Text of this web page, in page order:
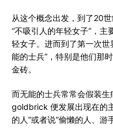
从这个概念出发，到了20
“不吸引人的年轻女子”，
轻女子。进而到了第一次
能的士兵”，特别是他们那
金砖。
而无能的士兵常常会假装
goldbrick 便发展出现在的
的人”或者说“偷懒的人、游